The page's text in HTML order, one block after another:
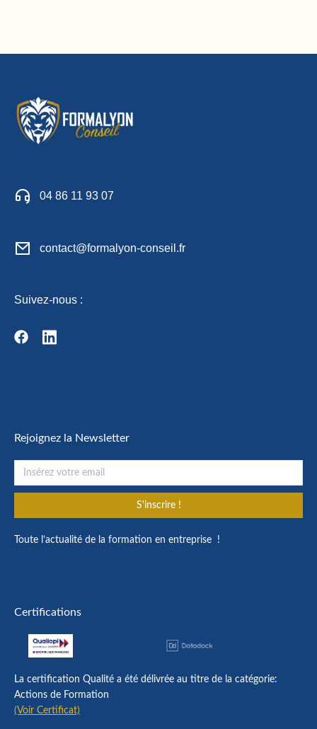
04 86 11 93 07
contact@formalyon-conseil.fr
Suivez-nous :
Rejoignez la Newsletter
S'inscrire !
Toute l’actualité de la formation en entreprise !
Certifications
La certification Qualité a été délivrée au titre de la catégorie:
Actions de Formation
(Voir Certificat)